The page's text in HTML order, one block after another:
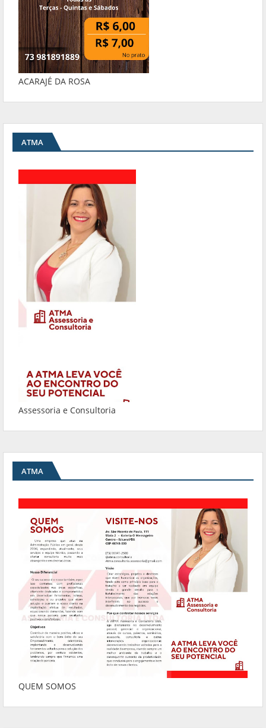
ACARAJÉ DA ROSA
ATMA
Assessoria e Consultoria
ATMA
QUEM SOMOS